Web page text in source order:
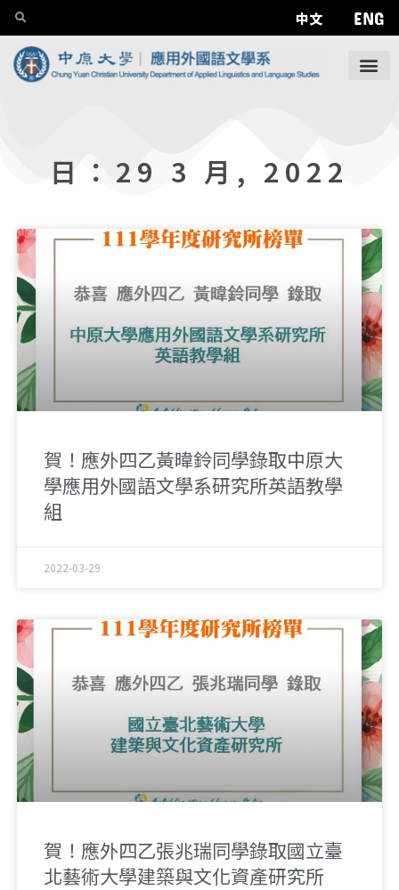
中文 ENG
日：29 3 月, 2022
賀！應外四乙黃暐鈴同學錄取中原大
學應用外國語文學系研究所英語教學
組
2022-03-29
賀！應外四乙張兆瑞同學錄取國立臺
北藝術大學建築與文化資產研究所